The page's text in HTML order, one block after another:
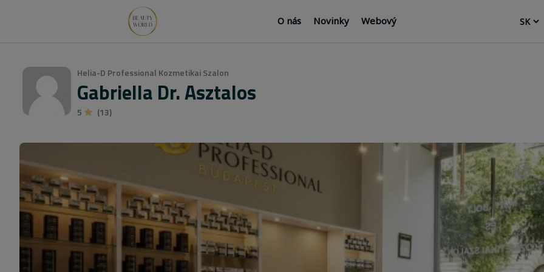
O nás Novinky Webový
Helia-D Professional Kozmetikai Szalon
Gabriella Dr. Asztalos
5 (13)